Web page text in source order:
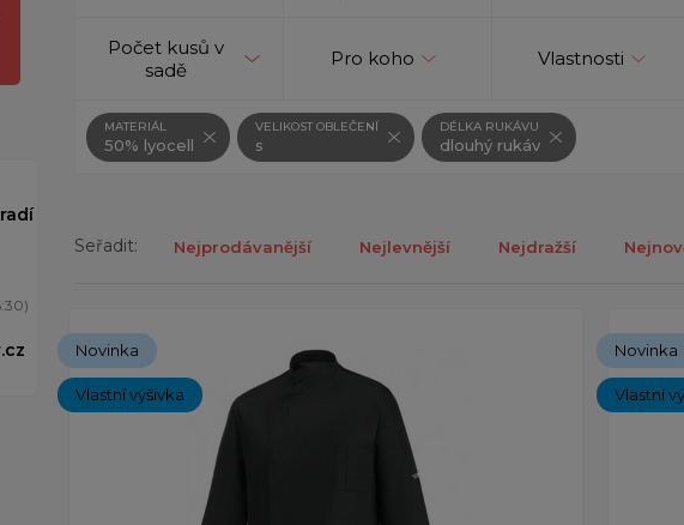
Počet kusů v
sadě
Pro koho Vlastnosti
MATERIÁL
50% lyocell
VELIKOST OBLEČENÍ
s
DÉLKA RUKÁVU
dlouhý rukáv
Seřadit: Nejprodávanější Nejlevnější Nejdražší
Novinka
Vlastní výšivka
Novinka
Vlastní